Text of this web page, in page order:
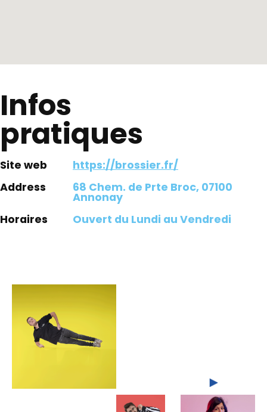
Infos
pratiques
Site web
https://brossier.fr/
Address
68 Chem. de Prte Broc, 07100
Annonay
Horaires
Ouvert du Lundi au Vendredi